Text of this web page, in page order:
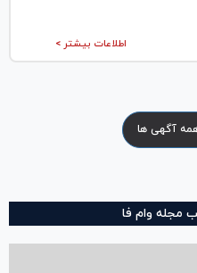
اطلاعات بیشتر >
آگهی ها
مجله وام فا